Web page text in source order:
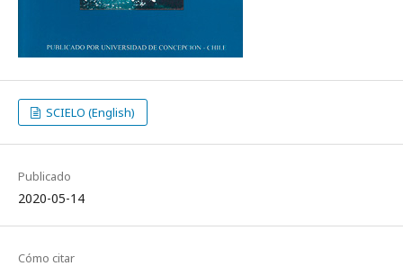
SCIELO (English)
Publicado
2020-05-14
Cómo citar